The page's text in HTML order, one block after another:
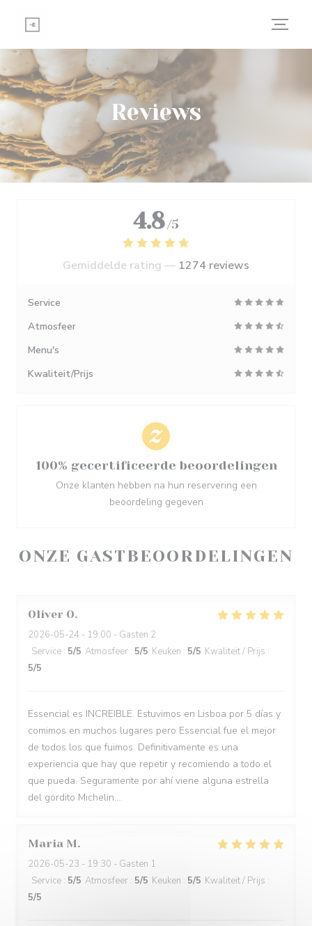
Reviews
ONZE GASTBEOORDELINGEN
Oliver O
2026-05-24 - 19:00 - Gasten 2
Service : 5/5 Atmosfeer : 5/5 Keuken : 5/5 Kwaliteit / Prijs :
5/5
Essencial es INCREIBLE. Estuvimos en Lisboa por 5 días y
comimos en muchos lugares pero Essencial fue el mejor
de todos los que fuimos. Definitivamente es una
experiencia que hay que repetir y recomiendo a todo el
que pueda. Seguramente por ahí viene alguna estrella
del gordito Michelin....
Maria M
2026-05-23 - 19:30 - Gasten 1
Service : 5/5 Atmosfeer : 5/5 Keuken : 5/5 Kwaliteit / Prijs :
5/5
4.8 /5
Gemiddelde rating — 1274 reviews
Service
Atmosfeer
Menu's
Kwaliteit/Prijs
100% gecertificeerde beoordelingen
Onze klanten hebben na hun reservering een
beoordeling gegeven